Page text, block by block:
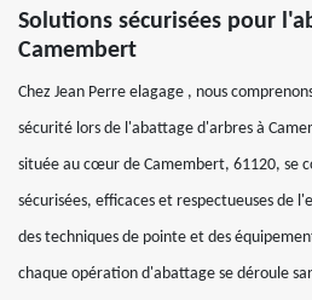
Solutions sécurisées pour
Camembert
Chez Jean Perre elagage , nous
sécurité lors de l'abattage d'arbres à
située au cœur de Camembert, 61120, se
sécurisées, efficaces et respectueuses de
des techniques de pointe et des
chaque opération d'abattage se déroule